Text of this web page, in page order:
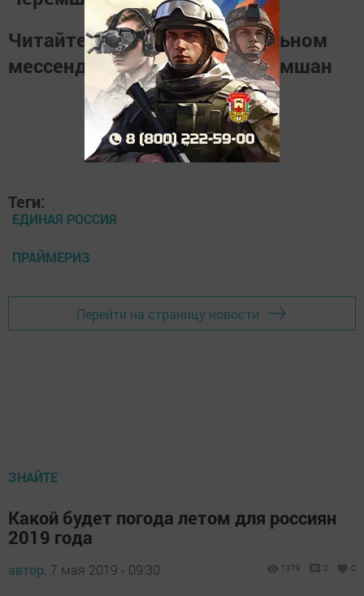
Читайте новости в национальном
мессенджереMАХНаш Черемшан
Теги:
ЕДИНАЯ РОССИЯ
ПРАЙМЕРИЗ
Перейти на страницу новости
ЗНАЙТЕ
Какой будет погода летом для россиян
2019 года
автор, 7 мая 2019 - 09:30 1379 0 0